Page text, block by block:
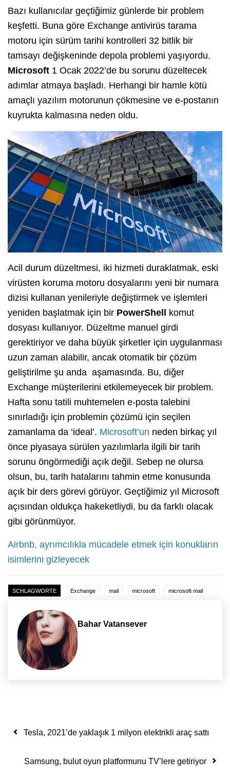
Bazı kullanıcılar geçtiğimiz günlerde bir problem
keşfetti. Buna göre Exchange antivirüs tarama
motoru için sürüm tarihi kontrolleri 32 bitlik bir
tamsayı değişkeninde depola problemi yaşıyordu.
Microsoft 1 Ocak 2022’de bu sorunu düzeltecek
adımlar atmaya başladı. Herhangi bir hamle kötü
amaçlı yazılım motorunun çökmesine ve e-postanın
kuyrukta kalmasına neden oldu.
Acil durum düzeltmesi, iki hizmeti duraklatmak, eski
virüsten koruma motoru dosyalarını yeni bir numara
dizisi kullanan yenileriyle değiştirmek ve işlemleri
yeniden başlatmak için bir PowerShell komut
dosyası kullanıyor. Düzeltme manuel girdi
gerektiriyor ve daha büyük şirketler için uygulanması
uzun zaman alabilir, ancak otomatik bir çözüm
geliştirilme şu anda aşamasında. Bu, diğer
Exchange müşterilerini etkilemeyecek bir problem.
Hafta sonu tatili muhtemelen e-posta talebini
sınırladığı için problemin çözümü için seçilen
zamanlama da ‘ideal’. Microsoft’un neden birkaç yıl
önce piyasaya sürülen yazılımlarla ilgili bir tarih
sorunu öngörmediği açık değil. Sebep ne olursa
olsun, bu, tarih hatalarını tahmin etme konusunda
açık bir ders görevi görüyor. Geçtiğimiz yıl Microsoft
açısından oldukça hakeketliydi, bu da farklı olacak
gibi görünmüyor.
Airbnb, ayrımcılıkla mücadele etmek için konukların
isimlerini gizleyecek
SCHLAGWORTE Exchange mail microsoft microsoft mail
Bahar Vatansever
Yazı dolaşımı
Tesla, 2021’de yaklaşık 1 milyon elektrikli araç sattı
Samsung, bulut oyun platformunu TV’lere getiriyor